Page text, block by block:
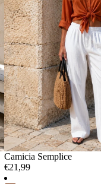
Camicia Semplice
€21,99